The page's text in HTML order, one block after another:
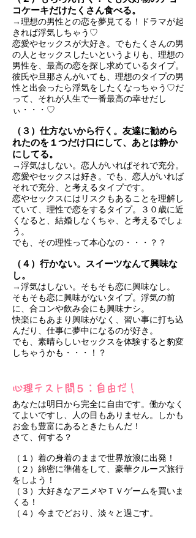
コケーキだけたくさん食べる。
→理想の男性との恋を夢見てる！ドラマが起
きれば浮気しちゃう♡
恋愛やセックスが大好き。でもたくさんの男
の人とセックスしたいというよりも、理想の
男性を、最高の恋を探し求めているタイプ。
彼氏や旦那さんがいても、理想のタイプの男
性と出会ったら浮気をしたくなっちゃう♡だ
って、それが人生で一番最高の幸せだし
ぃ・・・♡
（３）仕方ないから行く。友達に勧めら
れたのを１つだけ口にして、あとは静か
にしてる。
→浮気はしない。恋人がいればそれで充分。
恋愛やセックスは好き。でも、恋人がいれば
それで充分、と考えるタイプです。
恋やセックスにはリスクもあることを理解し
ていて、理性で恋をするタイプ。３０歳に近
くなると、結婚しなくちゃ、と考えるでしょ
う。
でも、その理性って本心なの・・・？？
（４）行かない。スイーツなんて興味な
し。
→浮気はしない。そもそも恋に興味なし。
そもそも恋に興味がないタイプ。浮気の前
に、合コンや飲み会にも興味ナシ。
快楽にもあまり興味がなく、習い事に打ち込
んだり、仕事に夢中になるのが好き。
でも、素晴らしいセックスを体験すると豹変
しちゃうかも・・・！？
心理テスト問５：自由だ！
あなたは明日から完全に自由です。働かなく
てよいですし、人の目もありません。しかも
お金も豊富にあるときたもんだ！
さて、何する？
（１）着の身着のままで世界放浪に出発！
（２）綿密に準備をして、豪華クルーズ旅行
をしよう！
（３）大好きなアニメやＴＶゲームを買いま
くる！
（４）今までどおり、淡々と過ごす。